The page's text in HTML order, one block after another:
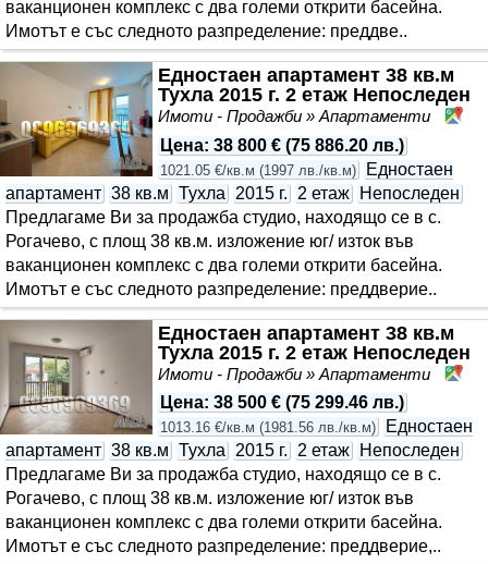
ваканционен комплекс с два големи открити басейна.
Имотът е със следното разпределение: преддве..
Едностаен апартамент 38 кв.м
Тухла 2015 г. 2 етаж Непоследен
Имоти - Продажби » Апартаменти
Цена: 38 800 € (75 886.20 лв.)
1021.05 €/кв.м (1997 лв./кв.м)
Едностаен
апартамент 38 кв.м Тухла 2015 г. 2 етаж
Непоследен
Предлагаме Ви за продажба студио, находящо се в с.
Рогачево, с площ 38 кв.м. изложение юг/ изток във
ваканционен комплекс с два големи открити басейна.
Имотът е със следното разпределение: преддверие..
Едностаен апартамент 38 кв.м
Тухла 2015 г. 2 етаж Непоследен
Имоти - Продажби » Апартаменти
Цена: 38 500 € (75 299.46 лв.)
1013.16 €/кв.м (1981.56 лв./кв.м)
Едностаен
апартамент 38 кв.м Тухла 2015 г. 2 етаж
Непоследен
Предлагаме Ви за продажба студио, находящо се в с.
Рогачево, с площ 38 кв.м. изложение юг/ изток във
ваканционен комплекс с два големи открити басейна.
Имотът е със следното разпределение: преддверие,..